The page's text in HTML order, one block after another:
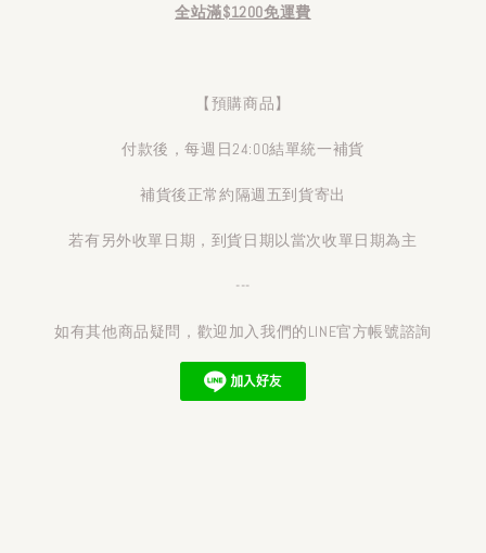
全站滿$1200免運費
【預購商品】
付款後，每週日24:00結單統一補貨
補貨後正常約隔週五到貨寄出
若有另外收單日期，到貨日期以當次收單日期為主
---
如有其他商品疑問，歡迎加入我們的LINE官方帳號諮詢